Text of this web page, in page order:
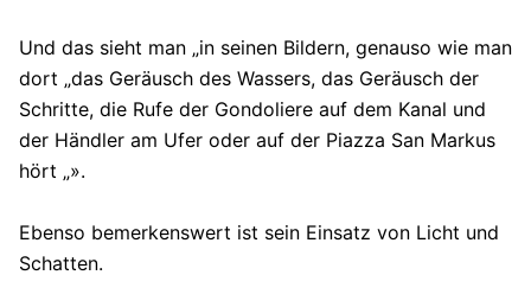
Und das sieht man „in seinen Bildern, genauso wie man
dort „das Geräusch des Wassers, das Geräusch der
Schritte, die Rufe der Gondoliere auf dem Kanal und
der Händler am Ufer oder auf der Piazza San Markus
hört „».
Ebenso bemerkenswert ist sein Einsatz von Licht und
Schatten.